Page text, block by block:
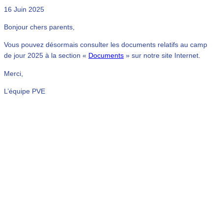
16 Juin 2025
Bonjour chers parents,
Vous pouvez désormais consulter les documents relatifs au camp
de jour 2025 à la section « Documents » sur notre site Internet.
Merci,
L’équipe PVE